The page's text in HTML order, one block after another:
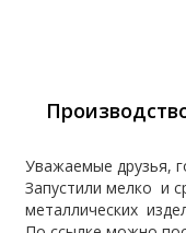
Уважаемые друзья,
Запустили мелко и
металлических